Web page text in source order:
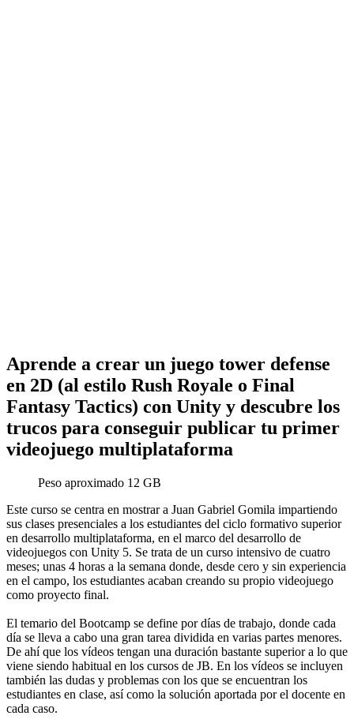
Aprende a crear un juego tower defense
en 2D (al estilo Rush Royale o Final
Fantasy Tactics) con Unity y descubre los
trucos para conseguir publicar tu primer
videojuego multiplataforma
Peso aproximado 12 GB
Este curso se centra en mostrar a Juan Gabriel Gomila impartiendo
sus clases presenciales a los estudiantes del ciclo formativo superior
en desarrollo multiplataforma, en el marco del desarrollo de
videojuegos con Unity 5. Se trata de un curso intensivo de cuatro
meses; unas 4 horas a la semana donde, desde cero y sin experiencia
en el campo, los estudiantes acaban creando su propio videojuego
como proyecto final.
El temario del Bootcamp se define por días de trabajo, donde cada
día se lleva a cabo una gran tarea dividida en varias partes menores.
De ahí que los vídeos tengan una duración bastante superior a lo que
viene siendo habitual en los cursos de JB. En los vídeos se incluyen
también las dudas y problemas con los que se encuentran los
estudiantes en clase, así como la solución aportada por el docente en
cada caso.